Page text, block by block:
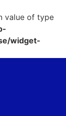
value of type
widget-